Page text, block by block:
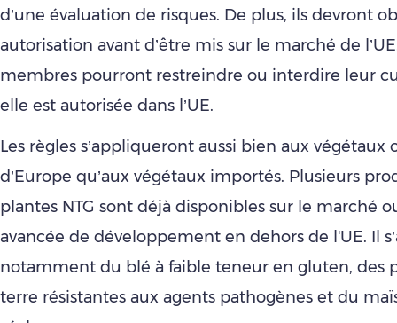
d’une évaluation de risques. De plus, ils devront
autorisation avant d’être mis sur le marché de
membres pourront restreindre ou interdire leur
elle est autorisée dans l’UE.
Les règles s’appliqueront aussi bien aux végétaux
d’Europe qu’aux végétaux importés. Plusieurs
plantes NTG sont déjà disponibles sur le marché
avancée de développement en dehors de l'UE. Il
notamment du blé à faible teneur en gluten, des
terre résistantes aux agents pathogènes et du